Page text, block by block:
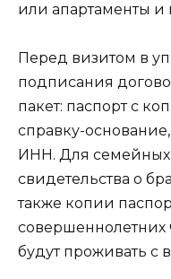
или апартаменты и
Перед визитом в
подписания
пакет: паспорт с
справку-
ИНН. Для семейных
свидетельства о
также копии
совершеннолетних
будут проживать с